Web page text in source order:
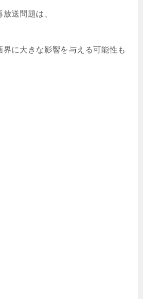
送問題は、
に大きな影響を与える可能性も